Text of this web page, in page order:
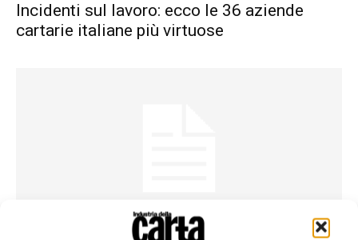
Incidenti sul lavoro: ecco le 36 aziende
cartarie italiane più virtuose